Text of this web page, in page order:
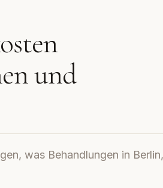
und
was Behandlungen in Berlin,